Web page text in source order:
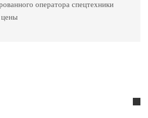
оператора спецтехники
цены